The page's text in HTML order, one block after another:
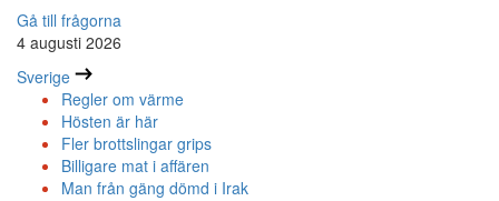
Gå till frågorna
4 augusti 2026
Sverige
Regler om värme
Hösten är här
Fler brottslingar grips
Billigare mat i affären
Man från gäng dömd i Irak